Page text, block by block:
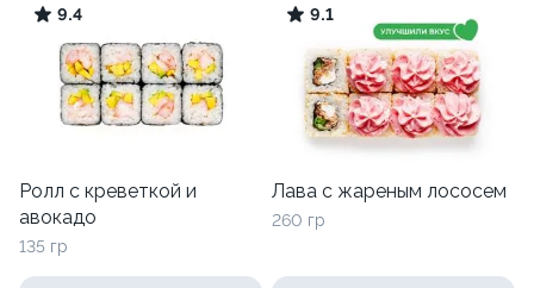
9.4
Ролл с креветкой и
авокадо
135 гр
9.1
Лава с жареным лососем
260 гр